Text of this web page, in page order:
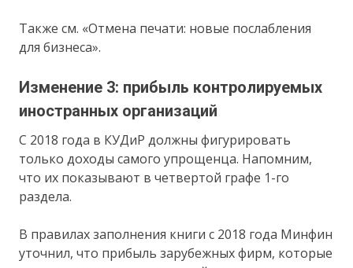
Также см. «Отмена печати: новые послабления
для бизнеса».
Изменение 3: прибыль контролируемых
иностранных организаций
С 2018 года в КУДиР должны фигурировать
только доходы самого упрощенца. Напомним,
что их показывают в четвертой графе 1-го
раздела.
В правилах заполнения книги с 2018 года Минфин
уточнил, что прибыль зарубежных фирм, которые